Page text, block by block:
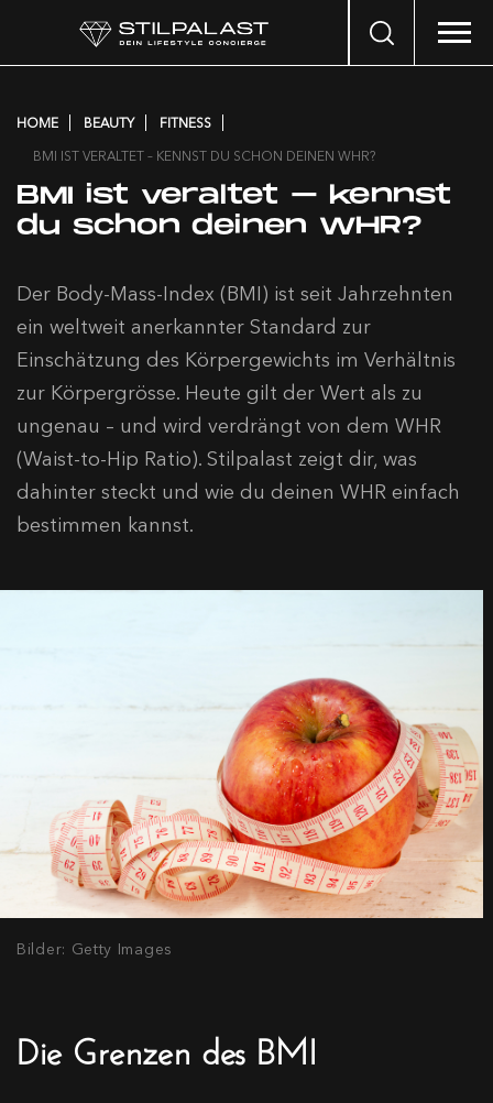
Search
HOME BEAUTY
FITNESS
BMI IST VERALTET – KENNST DU SCHON DEINEN WHR?
BMI ist veraltet – kennst
du schon deinen WHR?
Der Body-Mass-Index (BMI) ist seit Jahrzehnten
ein weltweit anerkannter Standard zur
Einschätzung des Körpergewichts im Verhältnis
zur Körpergrösse. Heute gilt der Wert als zu
ungenau – und wird verdrängt von dem WHR
(Waist-to-Hip Ratio). Stilpalast zeigt dir, was
dahinter steckt und wie du deinen WHR einfach
bestimmen kannst.
Bilder: Getty Images
Die Grenzen des BMI